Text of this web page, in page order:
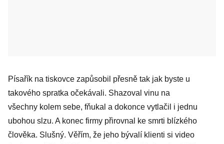
Písařík na tiskovce zapůsobil přesně tak jak byste u
takového spratka očekávali. Shazoval vinu na
všechny kolem sebe, fňukal a dokonce vytlačil i jednu
ubohou slzu. A konec firmy přirovnal ke smrti blízkého
člověka. Slušný. Věřím, že jeho bývalí klienti si video